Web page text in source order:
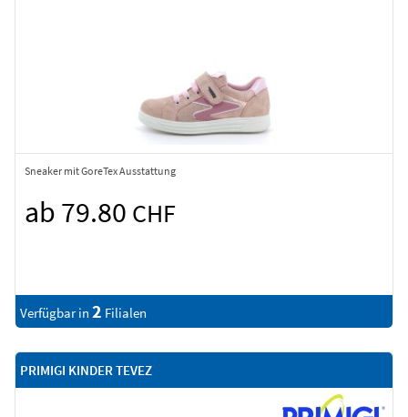
Sneaker mit GoreTex Ausstattung
ab 79.80 CHF
Verfügbar in 2 Filialen
PRIMIGI KINDER TEVEZ